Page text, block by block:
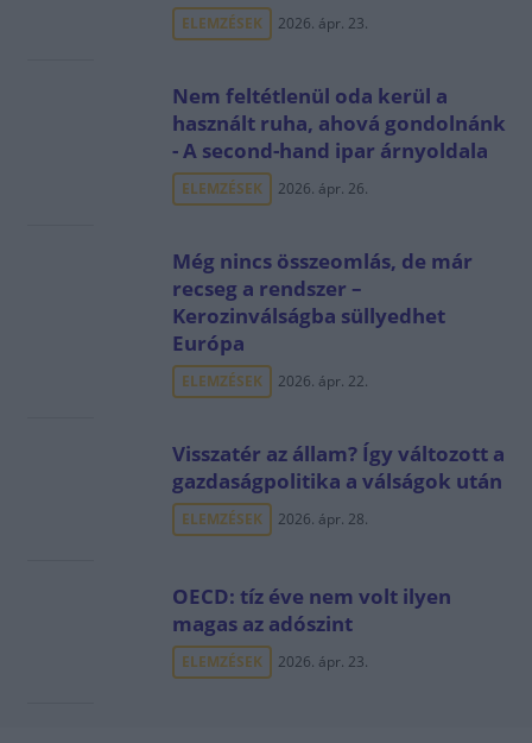
ELEMZÉSEK 2026. ápr. 23.
Nem feltétlenül oda kerül a
használt ruha, ahová gondolnánk
- A second-hand ipar árnyoldala
ELEMZÉSEK 2026. ápr. 26.
Még nincs összeomlás, de már
recseg a rendszer –
Kerozinválságba süllyedhet
Európa
ELEMZÉSEK 2026. ápr. 22.
Visszatér az állam? Így változott a
gazdaságpolitika a válságok után
ELEMZÉSEK 2026. ápr. 28.
OECD: tíz éve nem volt ilyen
magas az adószint
ELEMZÉSEK 2026. ápr. 23.